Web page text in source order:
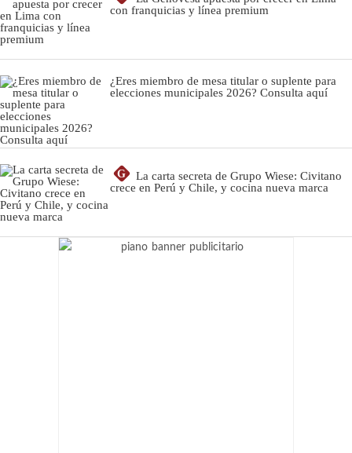
con franquicias y línea premium
¿Eres miembro de mesa titular o suplente para
elecciones municipales 2026? Consulta aquí
G
La carta secreta de Grupo Wiese: Civitano
crece en Perú y Chile, y cocina nueva marca